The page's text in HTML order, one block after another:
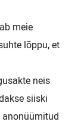
meie
lõppu, et
neis
siiski
anonüümitud